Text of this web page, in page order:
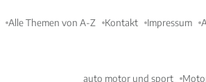
Alle Themen von A-Z Kontakt Impressum
auto motor und sport